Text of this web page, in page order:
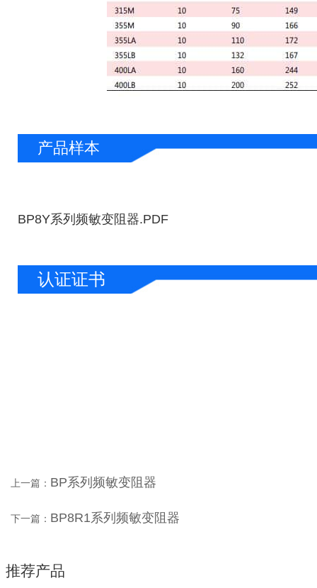
产品样本
BP8Y系列频敏变阻器.PDF
认证证书
上一篇： BP系列频敏变阻器
下一篇： BP8R1系列频敏变阻器
推荐产品